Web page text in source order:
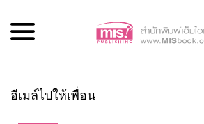
อีเมล์ไปให้เพื่อน